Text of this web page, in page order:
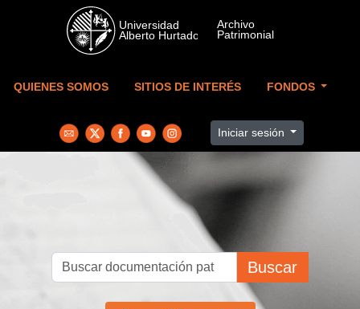
Skip to main content
QUIENES SOMOS SITIOS DE INTERÉS FONDOS
Iniciar sesión
Buscar